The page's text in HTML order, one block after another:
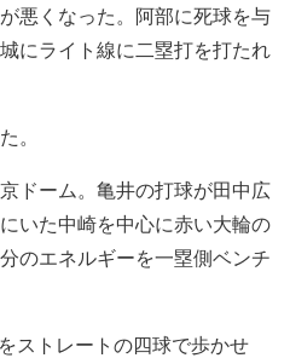
悪くなった。阿部に死球を与
にライト線に二塁打を打たれ
。
ドーム。亀井の打球が田中広
いた中崎を中心に赤い大輪の
のエネルギーを一塁側ベンチ
ストレートの四球で歩かせ